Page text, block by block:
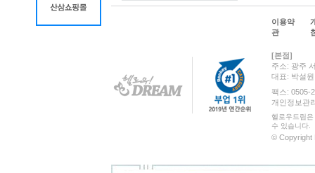
이용약
관
[본점]
주소: 광주
대표: 박설
팩스: 0505-
개인정보관
헬로우드림
수 있습니다.
© Copyright